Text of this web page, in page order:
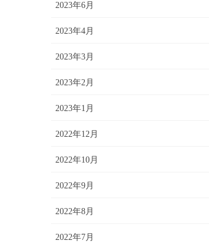
2023年6月
2023年4月
2023年3月
2023年2月
2023年1月
2022年12月
2022年10月
2022年9月
2022年8月
2022年7月